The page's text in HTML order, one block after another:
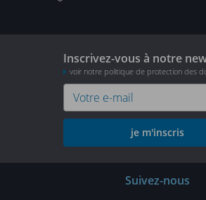
Inscrivez-vous à notre
voir notre politique de protection des
je m'inscris
Suivez-nous